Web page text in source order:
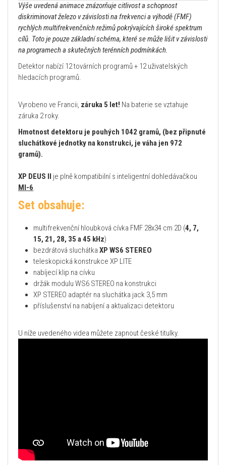
Výše uvedená animace znázorňuje citlivost a schopnost
diskriminovat železo v závislosti na frekvenci a výhodě (FMF)
rychlých multifrekvenčních režimů pokrývajících široké spektrum
cílů. Toto je pouze základní schéma, které se může lišit v závislosti
na programech a skutečných terénních podmínkách.
Detektor nabízí 12 továrních programů + 12 uživatelských
hledacích programů.
Vyrobeno ve Francii, záruka 5 let! Na baterie se vztahuje
záruka 2 roky.
Hmotnost detektoru je pouhých 1042 gramů, (bez připnuté
sluchátkové jednotky na konstrukci, je váha jen 972
gramů).
XP DEUS II je plně kompatibilní s inteligentní dohledávačkou
MI-6.
Set obsahuje:
multifrekvenční hloubková cívka FMF 28x34 cm 2D (4, 7,
15, 21, 28, 35 a 45 kHz)
bezdrátová sluchátka XP WS6 STEREO
teleskopická konstrukce XP LITE
nabíjecí klip na cívku
držák modulu WS6 STEREO na konstrukci
XP STEREO adaptér na sluchátka jack 3,5 mm
příslušenství na nabíjení a aktualizaci detektoru
U níže uvedeného videa můžete zapnout české titulky.